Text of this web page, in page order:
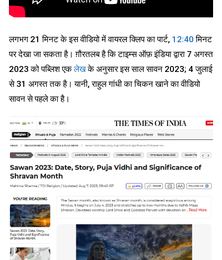
लगभग 21 मिनट के इस वीडियो में वायरल क्लिप का पार्ट, 12:40 मिनट
पर देखा जा सकता है। ग़ौरतलब है कि टाइम्स ऑफ़ इंडिया द्वारा 7 अगस्त
2023 को पब्लिश एकलेखके अनुसार इस साल सावन 2023; 4 जुलाई
से 31 अगस्त तक है। यानी, राहुल गांधी का चिकन खाने का वीडियो
सावन से पहले का है।